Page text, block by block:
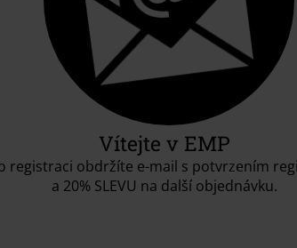
Vítejte v EMP
registraci obdržíte e-mail s potvrzením
a 20% SLEVU na další objednávku.